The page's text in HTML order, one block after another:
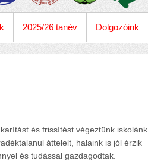
2025/26 tanév Dolgozóink
és frissítést végeztünk iskolánk
áttelelt, halaink is jól érzik
és tudással gazdagodtak.